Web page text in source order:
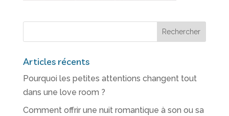
Articles récents
Pourquoi les petites attentions changent tout
dans une love room ?
Comment offrir une nuit romantique à son ou sa